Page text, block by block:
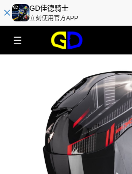
GD佳德騎士
立刻使用官方APP